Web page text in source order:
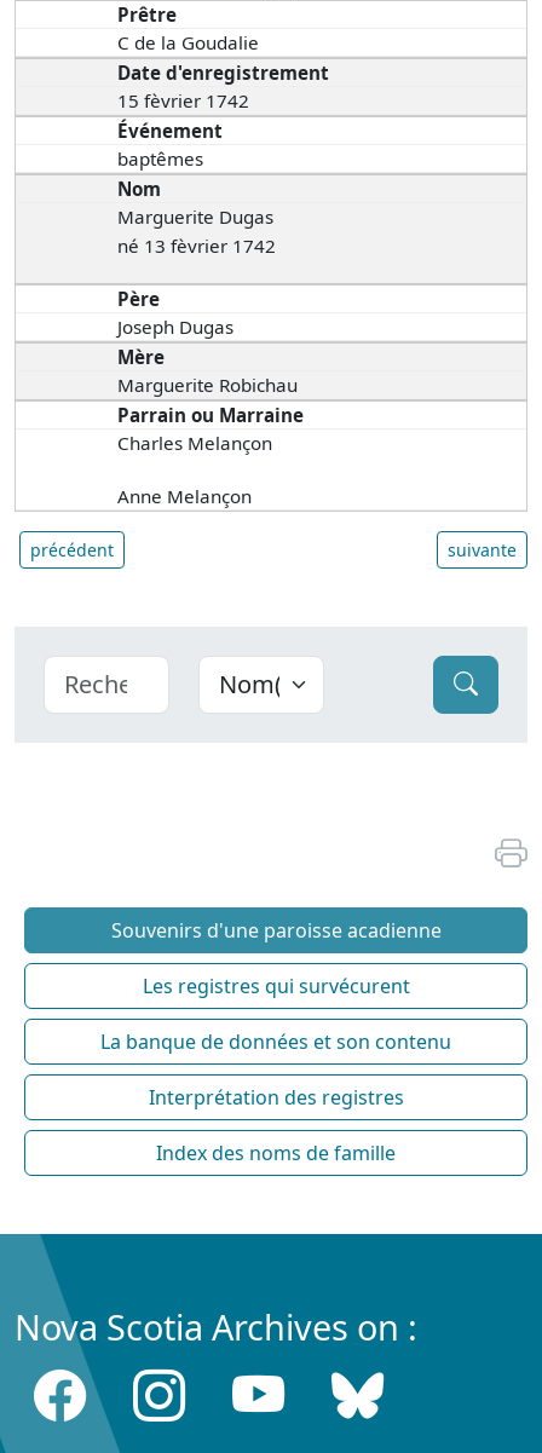
Prêtre
C de la Goudalie
Date d'enregistrement
15 fèvrier 1742
Événement
baptêmes
Nom
Marguerite Dugas
né 13 fèvrier 1742
Père
Joseph Dugas
Mère
Marguerite Robichau
Parrain ou Marraine
Charles Melançon
Anne Melançon
précédent suivante
Souvenirs d'une paroisse acadienne
Les registres qui survécurent
La banque de données et son contenu
Interprétation des registres
Index des noms de famille
Nova Scotia Archives on :